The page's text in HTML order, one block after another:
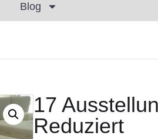
Blog
17
Reduziert